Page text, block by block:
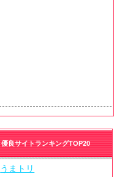
優良サイトランキングTOP20
うまトリ